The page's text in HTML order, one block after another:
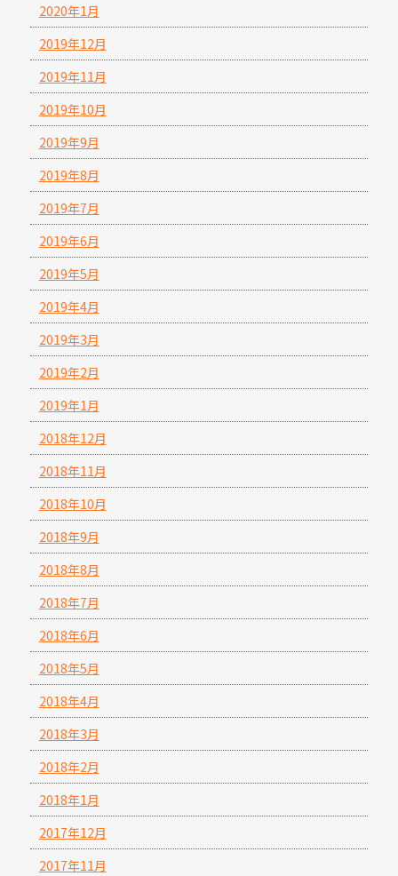
2020年1月
2019年12月
2019年11月
2019年10月
2019年9月
2019年8月
2019年7月
2019年6月
2019年5月
2019年4月
2019年3月
2019年2月
2019年1月
2018年12月
2018年11月
2018年10月
2018年9月
2018年8月
2018年7月
2018年6月
2018年5月
2018年4月
2018年3月
2018年2月
2018年1月
2017年12月
2017年11月